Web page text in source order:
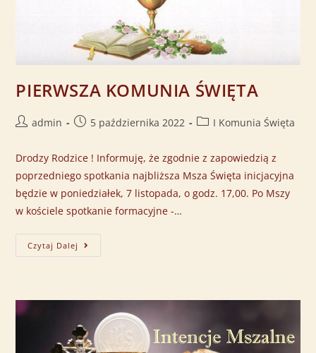
PIERWSZA KOMUNIA ŚWIĘTA
admin 5 października 2022 I Komunia Święta
Drodzy Rodzice ! Informuję, że zgodnie z zapowiedzią z
poprzedniego spotkania najbliższa Msza Święta inicjacyjna
będzie w poniedziałek, 7 listopada, o godz. 17,00. Po Mszy
w kościele spotkanie formacyjne -…
Czytaj Dalej